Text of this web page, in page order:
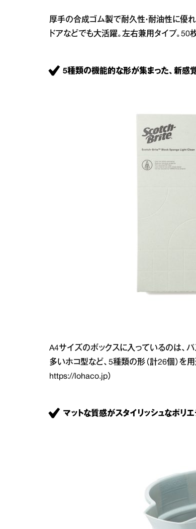
厚手の合成ゴム製で耐久性・耐油性に優
ドアなどでも大活躍。左右兼用タイプ。
5種類の機能的な形が集まった、新感
A4サイズのボックスに入っているのは、
多いホコ型など、5種類の形（計26個）を
https://lohaco.jp）
マットな質感がスタイリッシュなポリ